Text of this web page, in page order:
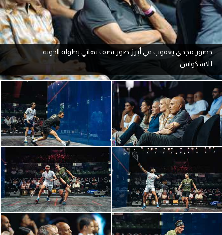
ركن الألعاب
بطولات
أمريكا 2026
الدوري المصري
الدوري الإنجليزي الممتاز
الدوري الإسباني
الدوري الإيطالي
الدوري الألماني
الدوري الفرنسي
حضور مجدي يعقوب في أبرز صور نصف نهائي بطولة الجونة
للاسكواش